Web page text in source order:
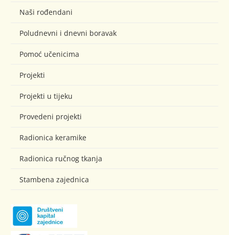
Naši rođendani
Poludnevni i dnevni boravak
Pomoć učenicima
Projekti
Projekti u tijeku
Provedeni projekti
Radionica keramike
Radionica ručnog tkanja
Stambena zajednica